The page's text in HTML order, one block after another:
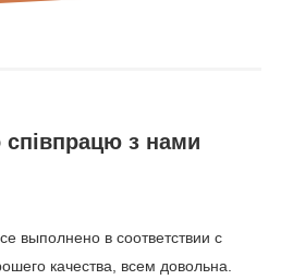
співпрацю з нами
выполнено в соответствии с
качества, всем довольна.